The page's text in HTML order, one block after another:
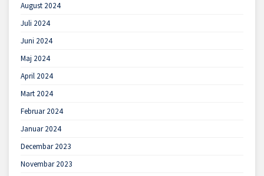
August 2024
Juli 2024
Juni 2024
Maj 2024
April 2024
Mart 2024
Februar 2024
Januar 2024
Decembar 2023
Novembar 2023